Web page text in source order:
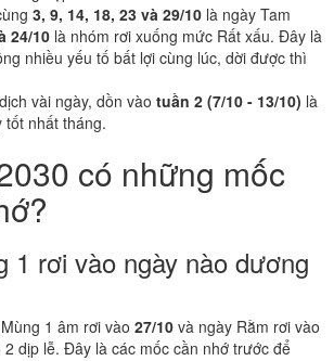
3, 9, 14, 18, 23 và 29/10 là ngày Tam
24/10 là nhóm rơi xuống mức Rất xấu. Đây là
nhiều yếu tố bất lợi cùng lúc, dời được thì
vài ngày, dồn vào tuần 2 (7/10 - 13/10) là
tốt nhất tháng.
có những mốc
1 rơi vào ngày nào dương
1 âm rơi vào 27/10 và ngày Rằm rơi vào
dịp lễ. Đây là các mốc cần nhớ trước để